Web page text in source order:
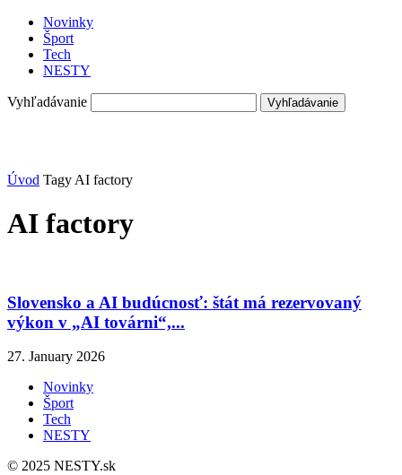
Novinky
Šport
Tech
NESTY
Vyhľadávanie
Úvod Tagy AI factory
AI factory
Slovensko a AI budúcnosť: štát má rezervovaný
výkon v „AI továrni“,...
27. January 2026
Novinky
Šport
Tech
NESTY
© 2025 NESTY.sk